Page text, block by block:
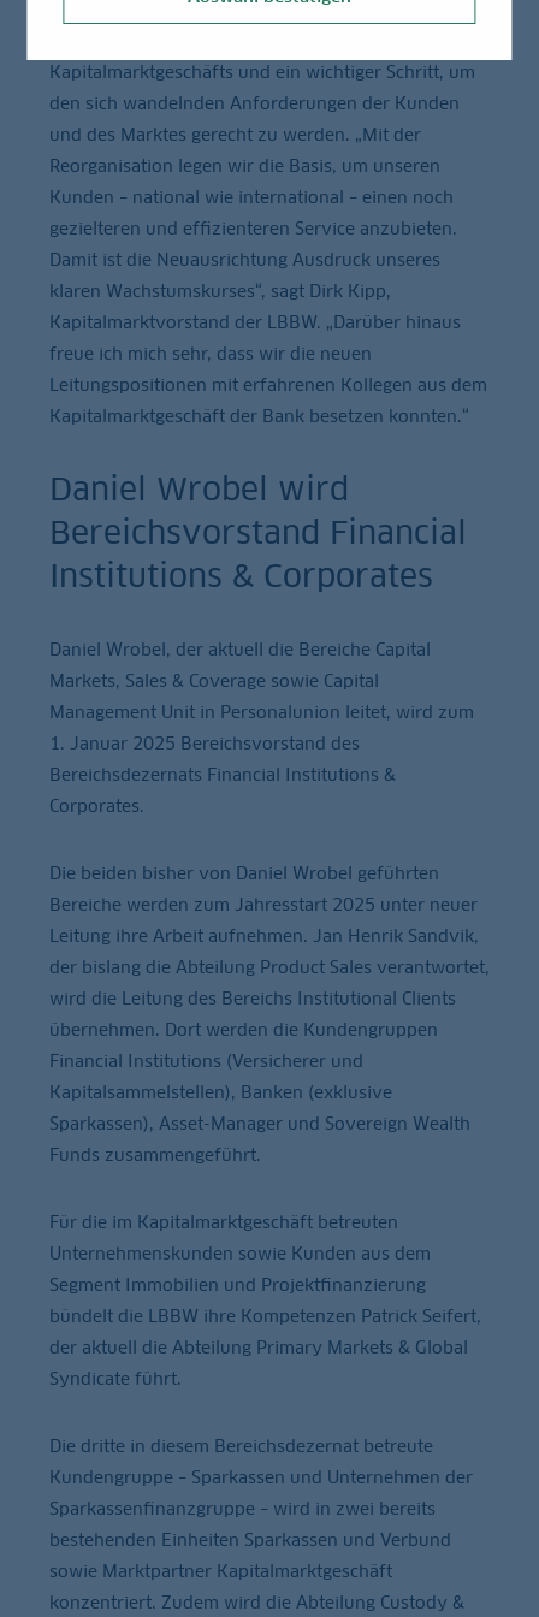
Die strategische Neuausrichtung ist ein Zeichen der
Kapitalmarktgeschäfts und ein wichtiger Schritt, um
den sich wandelnden Anforderungen der Kunden
und des Marktes gerecht zu werden. „Mit der
Reorganisation legen wir die Basis, um unseren
Kunden – national wie international – einen noch
gezielteren und effizienteren Service anzubieten.
Damit ist die Neuausrichtung Ausdruck unseres
klaren Wachstumskurses“, sagt Dirk Kipp,
Kapitalmarktvorstand der LBBW. „Darüber hinaus
freue ich mich sehr, dass wir die neuen
Leitungspositionen mit erfahrenen Kollegen aus dem
Kapitalmarktgeschäft der Bank besetzen konnten.“
Daniel Wrobel wird
Bereichsvorstand Financial
Institutions & Corporates
Daniel Wrobel, der aktuell die Bereiche Capital
Markets, Sales & Coverage sowie Capital
Management Unit in Personalunion leitet, wird zum
1. Januar 2025 Bereichsvorstand des
Bereichsdezernats Financial Institutions &
Corporates.
Die beiden bisher von Daniel Wrobel geführten
Bereiche werden zum Jahresstart 2025 unter neuer
Leitung ihre Arbeit aufnehmen. Jan Henrik Sandvik,
der bislang die Abteilung Product Sales verantwortet,
wird die Leitung des Bereichs Institutional Clients
übernehmen. Dort werden die Kundengruppen
Financial Institutions (Versicherer und
Kapitalsammelstellen), Banken (exklusive
Sparkassen), Asset-Manager und Sovereign Wealth
Funds zusammengeführt.
Für die im Kapitalmarktgeschäft betreuten
Unternehmenskunden sowie Kunden aus dem
Segment Immobilien und Projektfinanzierung
bündelt die LBBW ihre Kompetenzen Patrick Seifert,
der aktuell die Abteilung Primary Markets & Global
Syndicate führt.
Die dritte in diesem Bereichsdezernat betreute
Kundengruppe – Sparkassen und Unternehmen der
Sparkassenfinanzgruppe – wird in zwei bereits
bestehenden Einheiten Sparkassen und Verbund
sowie Marktpartner Kapitalmarktgeschäft
konzentriert. Zudem wird die Abteilung Custody &